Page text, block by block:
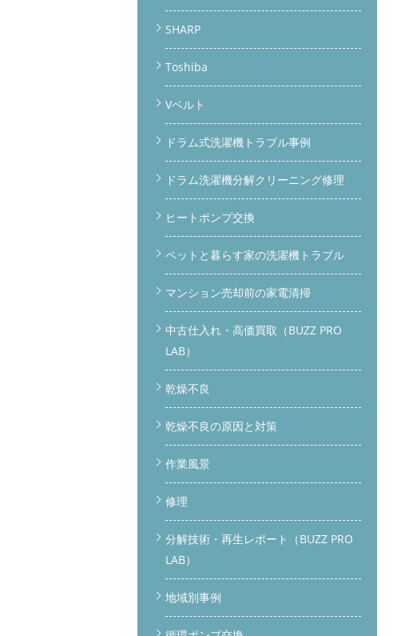
SHARP
Toshiba
Vベルト
ドラム式洗濯機トラブル事例
ドラム洗濯機分解クリーニング修理
ヒートポンプ交換
ペットと暮らす家の洗濯機トラブル
マンション売却前の家電清掃
中古仕入れ・高価買取（BUZZ PRO
LAB）
乾燥不良
乾燥不良の原因と対策
作業風景
修理
分解技術・再生レポート（BUZZ PRO
LAB）
地域別事例